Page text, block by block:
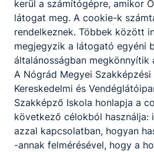
Megosztás
KAPCSOLÓDÓ HÍREK
kerül a számítógépre, amikor
látogat meg. A cookie-k
rendelkeznek. Többek között
megjegyzik a látogató egyéni
általánosságban megkönnyítik
A Nógrád Megyei Szakképzési
Kereskedelmi és
Szakképző Iskola honlapja a
következő célokból használja:
azzal kapcsolatban, hogyan
-annak felmérésével, hogy a